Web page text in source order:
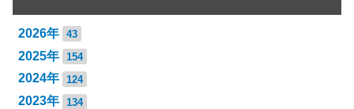
2026年 43
2025年 154
2024年 124
2023年 134